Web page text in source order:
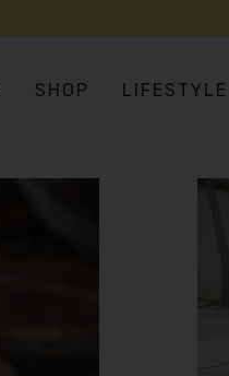
SHOP LIFESTYLE